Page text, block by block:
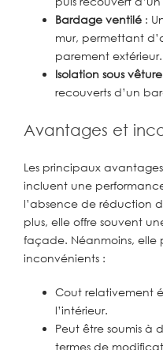
Bardage ventilé:
mur, permettant
parement extérieur.
Isolation sous vêture
recouverts d’un
Avantages et
Les principaux
incluent une
l’absence de réduction
plus, elle offre souvent
façade. Néanmoins, elle
inconvénients :
Cout relativement
l’intérieur.
Peut être soumis à
termes de